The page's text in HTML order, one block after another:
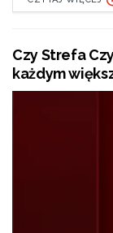
Czy Strefa
każdym